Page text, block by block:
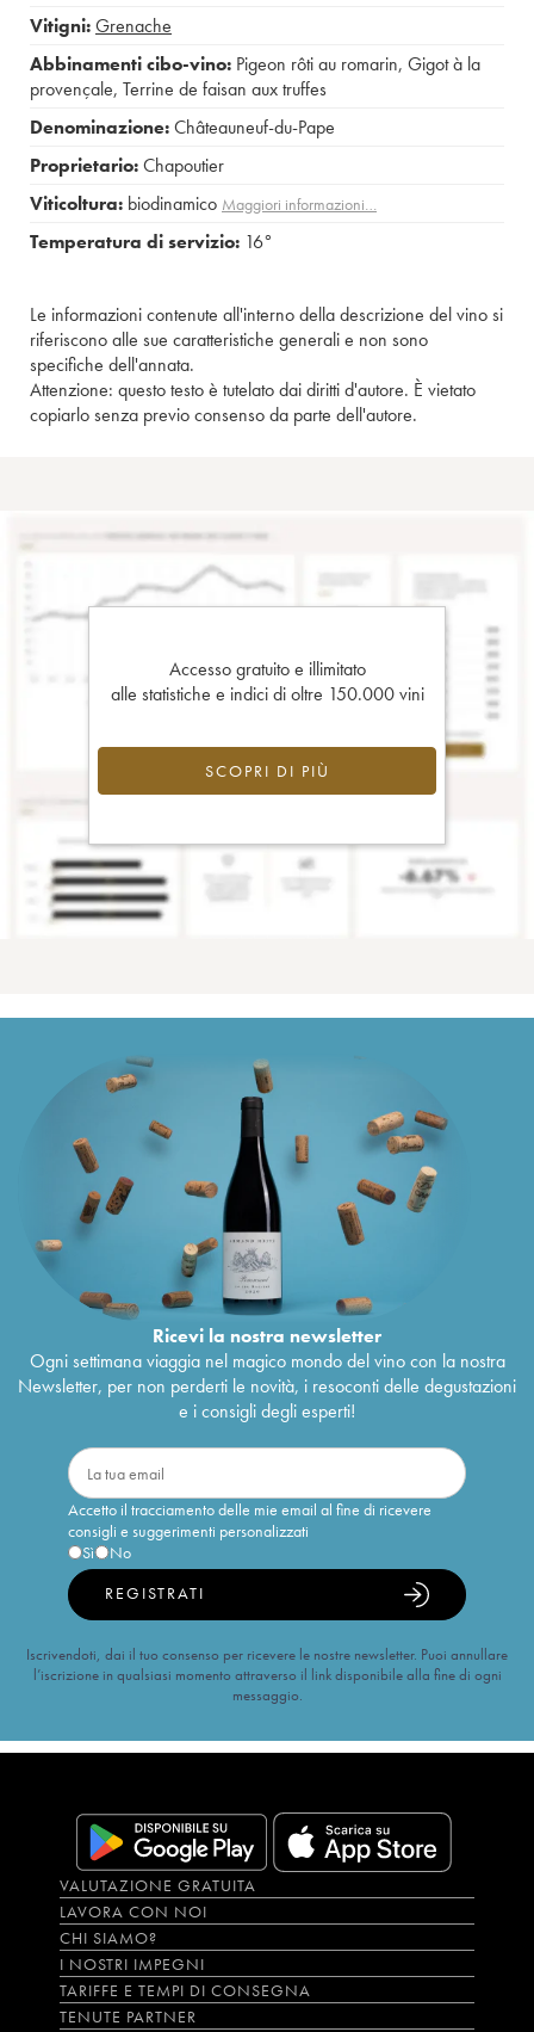
Vitigni:Grenache
Abbinamenti cibo-vino: Pigeon rôti au romarin, Gigot à la
provençale, Terrine de faisan aux truffes
Denominazione:Châteauneuf-du-Pape
Proprietario:Chapoutier
Viticoltura: biodinamico Maggiori informazioni…
Temperatura di servizio: 16°
Le informazioni contenute all'interno della descrizione del vino si
riferiscono alle sue caratteristiche generali e non sono
specifiche dell'annata.
Attenzione: questo testo è tutelato dai diritti d'autore. È vietato
copiarlo senza previo consenso da parte dell'autore.
Accesso gratuito e illimitato
alle statistiche e indici di oltre 150.000 vini
SCOPRI DI PIÙ
Ricevi la nostra newsletter
Ogni settimana viaggia nel magico mondo del vino con la nostra
Newsletter, per non perderti le novità, i resoconti delle degustazioni
e i consigli degli esperti!
Accetto il tracciamento delle mie email al fine di ricevere
consigli e suggerimenti personalizzati
Sì
No
REGISTRATI
Iscrivendoti, dai il tuo consenso per ricevere le nostre newsletter. Puoi annullare
l’iscrizione in qualsiasi momento attraverso il link disponibile alla fine di ogni
messaggio.
VALUTAZIONE GRATUITA
LAVORA CON NOI
CHI SIAMO?
I NOSTRI IMPEGNI
TARIFFE E TEMPI DI CONSEGNA
TENUTE PARTNER